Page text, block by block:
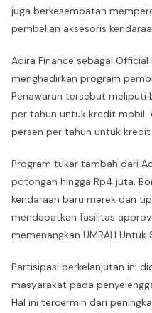
juga berkesempatan
pembelian aksesoris
Adira Finance sebagai
menghadirkan program
Penawaran tersebut meliputi
per tahun untuk kredit mobil.
persen per tahun untuk
Program tukar tambah dari
potongan hingga Rp4 juta.
kendaraan baru merek dan
mendapatkan fasilitas
memenangkan UMRAH Untuk
Partisipasi berkelanjutan ini
masyarakat pada
Hal ini tercermin dari